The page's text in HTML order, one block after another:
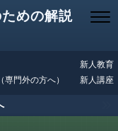
めの解説
門外の方へ）
新人教育
新人講座